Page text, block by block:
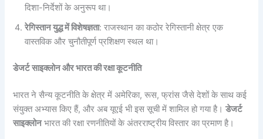
दिशा-निर्देशों के अनुरूप था।
रेगिस्तान युद्ध में विशेषज्ञता: राजस्थान का कठोर रेगिस्तानी क्षेत्र एक
वास्तविक और चुनौतीपूर्ण प्रशिक्षण स्थल था।
डेजर्ट साइक्लोन और भारत की रक्षा कूटनीति
भारत ने सैन्य कूटनीति के क्षेत्र में अमेरिका, रूस, फ्रांस जैसे देशों के साथ कई
संयुक्त अभ्यास किए हैं, और अब यूएई भी इस सूची में शामिल हो गया है।डेजर्ट
साइक्लोनभारत की रक्षा रणनीतियों के अंतरराष्ट्रीय विस्तार का प्रमाण है।